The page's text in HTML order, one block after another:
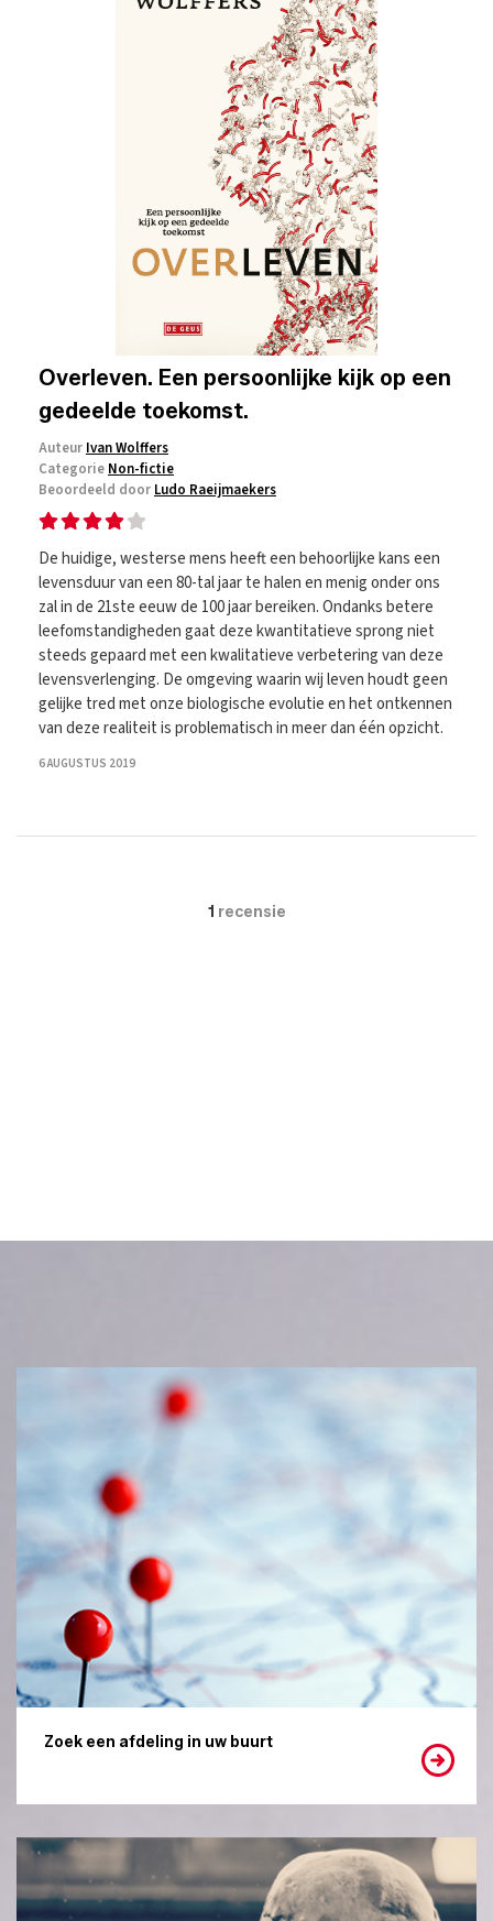
Overleven. Een persoonlijke kijk op een
gedeelde toekomst.
Auteur Ivan Wolffers
Categorie Non-fictie
Beoordeeld door Ludo Raeijmaekers
De huidige, westerse mens heeft een behoorlijke kans een
levensduur van een 80-tal jaar te halen en menig onder ons
zal in de 21ste eeuw de 100 jaar bereiken. Ondanks betere
leefomstandigheden gaat deze kwantitatieve sprong niet
steeds gepaard met een kwalitatieve verbetering van deze
levensverlenging. De omgeving waarin wij leven houdt geen
gelijke tred met onze biologische evolutie en het ontkennen
van deze realiteit is problematisch in meer dan één opzicht.
6 AUGUSTUS 2019
1 recensie
Zoek een afdeling in uw buurt